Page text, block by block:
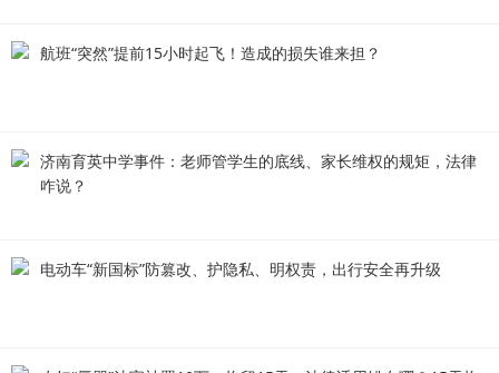
航班“突然”提前15小时起飞！造成的损失谁来担？
济南育英中学事件：老师管学生的底线、家长维权的规矩，法律
咋说？
电动车“新国标”防篡改、护隐私、明权责，出行安全再升级